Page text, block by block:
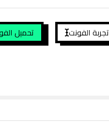
تحميل تجربة الفونت